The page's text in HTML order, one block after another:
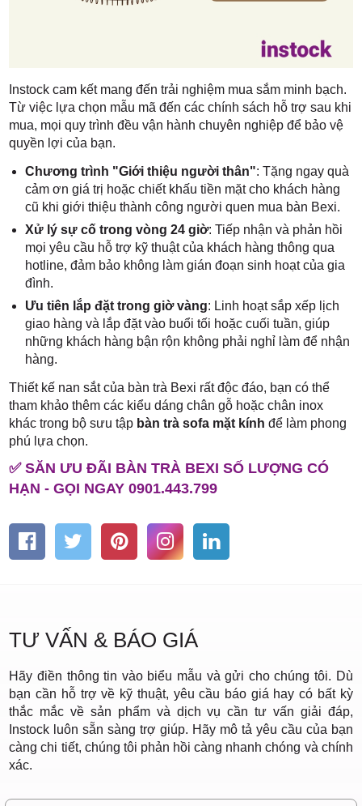
Instock cam kết mang đến trải nghiệm mua sắm minh bạch.
Từ việc lựa chọn mẫu mã đến các chính sách hỗ trợ sau khi
mua, mọi quy trình đều vận hành chuyên nghiệp để bảo vệ
quyền lợi của bạn.
Chương trình "Giới thiệu người thân": Tặng ngay quà
cảm ơn giá trị hoặc chiết khấu tiền mặt cho khách hàng
cũ khi giới thiệu thành công người quen mua bàn Bexi.
Xử lý sự cố trong vòng 24 giờ: Tiếp nhận và phản hồi
mọi yêu cầu hỗ trợ kỹ thuật của khách hàng thông qua
hotline, đảm bảo không làm gián đoạn sinh hoạt của gia
đình.
Ưu tiên lắp đặt trong giờ vàng: Linh hoạt sắp xếp lịch
giao hàng và lắp đặt vào buổi tối hoặc cuối tuần, giúp
những khách hàng bận rộn không phải nghỉ làm để nhận
hàng.
Thiết kế nan sắt của bàn trà Bexi rất độc đáo, bạn có thể
tham khảo thêm các kiểu dáng chân gỗ hoặc chân inox
khác trong bộ sưu tập bàn trà sofa mặt kính để làm phong
phú lựa chọn.
✅ SĂN ƯU ĐÃI BÀN TRÀ BEXI SỐ LƯỢNG CÓ
HẠN - GỌI NGAY 0901.443.799
TƯ VẤN & BÁO GIÁ
Hãy điền thông tin vào biểu mẫu và gửi cho chúng tôi. Dù
bạn cần hỗ trợ về kỹ thuật, yêu cầu báo giá hay có bất kỳ
thắc mắc về sản phẩm và dịch vụ cần tư vấn giải đáp,
Instock luôn sẵn sàng trợ giúp. Hãy mô tả yêu cầu của bạn
càng chi tiết, chúng tôi phản hồi càng nhanh chóng và chính
xác.